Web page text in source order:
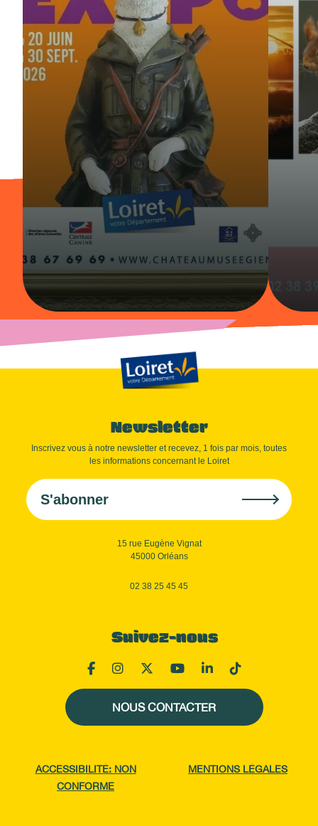
Newsletter
Inscrivez vous à notre newsletter et recevez, 1 fois par mois, toutes
les informations concernant le Loiret
S'abonner
15 rue Eugène Vignat
45000 Orléans
02 38 25 45 45
Suivez-nous
NOUS CONTACTER
ACCESSIBILITÉ: NON
CONFORME
MENTIONS LÉGALES